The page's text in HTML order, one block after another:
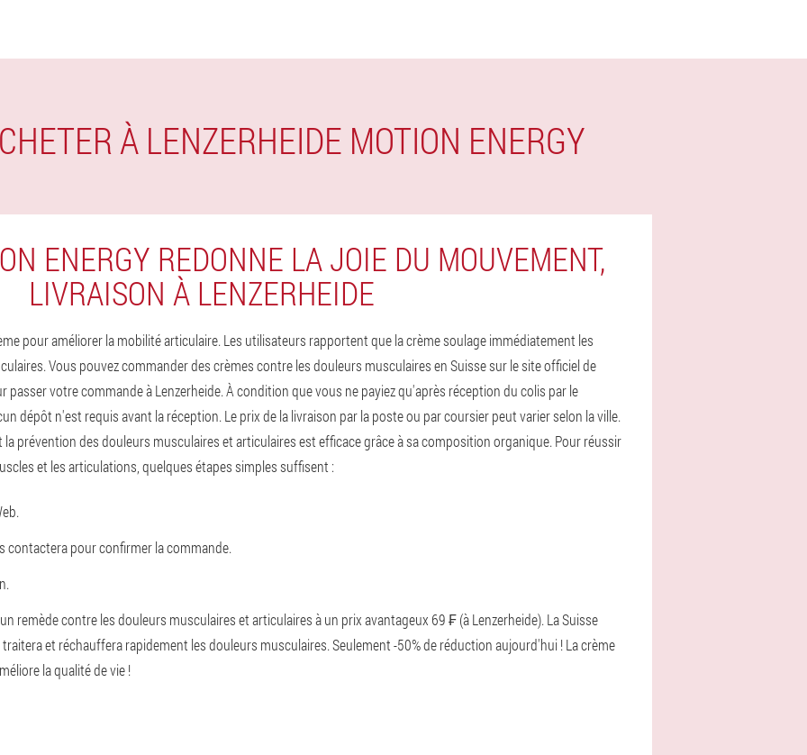
À LENZERHEIDE MOTION ENERGY
ENERGY REDONNE LA JOIE DU MOUVEMENT,
LIVRAISON À LENZERHEIDE
pour améliorer la mobilité articulaire. Les utilisateurs rapportent que la crème soulage immédiatement les
Vous pouvez commander des crèmes contre les douleurs musculaires en Suisse sur le site officiel de
passer votre commande à Lenzerheide. À condition que vous ne payiez qu'après réception du colis par le
dépôt n'est requis avant la réception. Le prix de la livraison par la poste ou par coursier peut varier selon la ville.
prévention des douleurs musculaires et articulaires est efficace grâce à sa composition organique. Pour réussir
et les articulations, quelques étapes simples suffisent :
contactera pour confirmer la commande.
remède contre les douleurs musculaires et articulaires à un prix avantageux 69 ₣ (à Lenzerheide). La Suisse
et réchauffera rapidement les douleurs musculaires. Seulement -50% de réduction aujourd'hui ! La crème
la qualité de vie !